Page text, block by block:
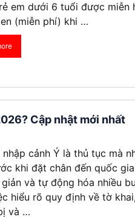
em dưới 6 tuổi được miễn
(miễn phí) khi …
Cập nhật mới nhất
nhập cảnh Ý là thủ tục mà
khi đặt chân đến quốc
và tự động hóa nhiều
hiểu rõ quy định về tờ
và …
đi visa úc. Đội hỗ trợ
tình và có chuyên